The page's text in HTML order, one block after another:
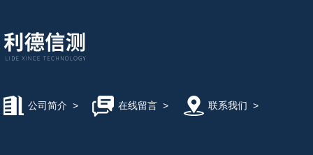
公司简介 > 在线留言> 联系我们 >